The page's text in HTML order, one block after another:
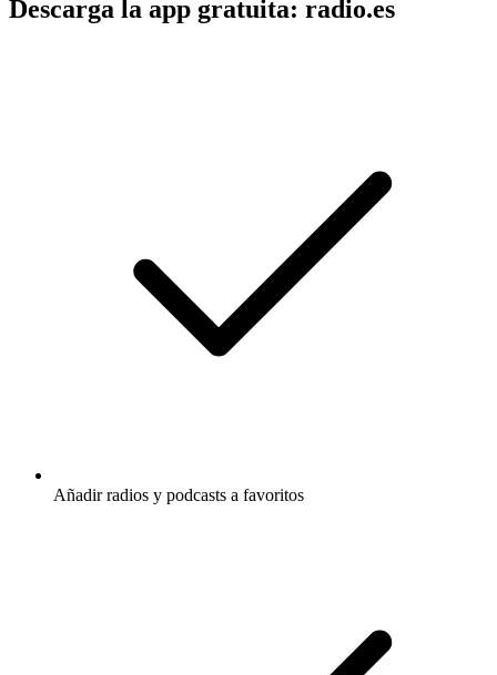
Descarga la app gratuita: radio.es
Añadir radios y podcasts a favoritos